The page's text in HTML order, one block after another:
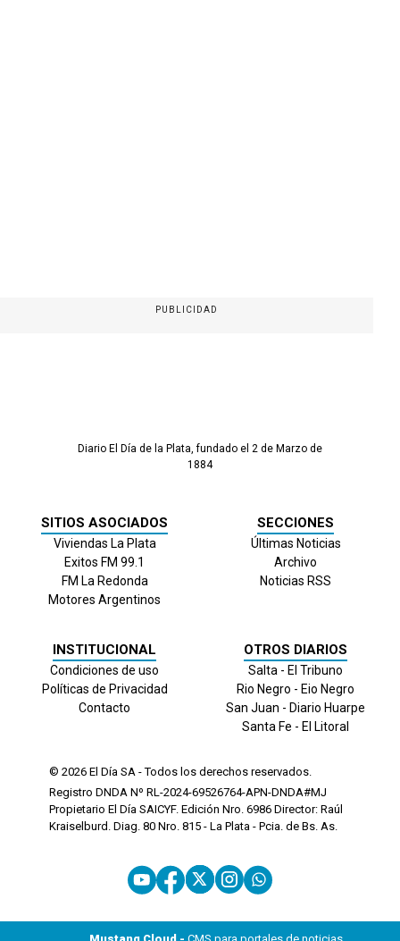
PUBLICIDAD
Diario El Día de la Plata, fundado el 2 de Marzo de
1884
SITIOS ASOCIADOS
Viviendas La Plata
Exitos FM 99.1
FM La Redonda
Motores Argentinos
SECCIONES
Últimas Noticias
Archivo
Noticias RSS
INSTITUCIONAL
Condiciones de uso
Políticas de Privacidad
Contacto
OTROS DIARIOS
Salta - El Tribuno
Rio Negro - Eio Negro
San Juan - Diario Huarpe
Santa Fe - El Litoral
© 2026 El Día SA - Todos los derechos reservados.
Registro DNDA Nº RL-2024-69526764-APN-DNDA#MJ
Propietario El Día SAICYF. Edición Nro. 6986 Director: Raúl
Kraiselburd. Diag. 80 Nro. 815 - La Plata - Pcia. de Bs. As.